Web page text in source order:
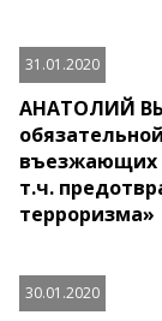
31.01.2020
АНАТОЛИЙ
въезжающих
т.ч.
терроризма»
30.01.2020